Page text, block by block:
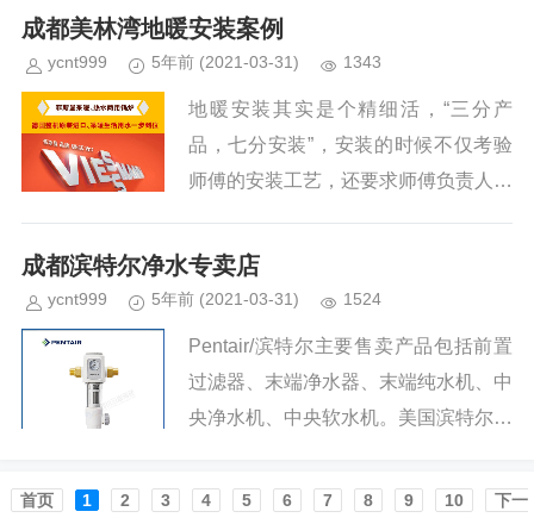
安装位置。...
成都美林湾地暖安装案例
ycnt999 5年前 (2021-03-31) 1343
地暖安装其实是个精细活，“三分产
品，七分安装”，安装的时候不仅考验
师傅的安装工艺，还要求师傅负责人以
司，云晨暖通为您服务。...
成都滨特尔净水专卖店
ycnt999 5年前 (2021-03-31) 1524
Pentair/滨特尔主要售卖产品包括前置
过滤器、末端净水器、末端纯水机、中
央净水机、中央软水机。美国滨特尔，
滤，316不锈钢过滤网，反冲式冲洗，
首页️ 1 2 3 4 5 6 7 8 9 10 下一